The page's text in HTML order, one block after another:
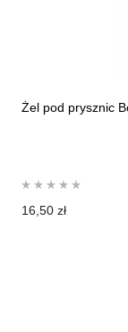
Żel pod prysznic
16,50 zł